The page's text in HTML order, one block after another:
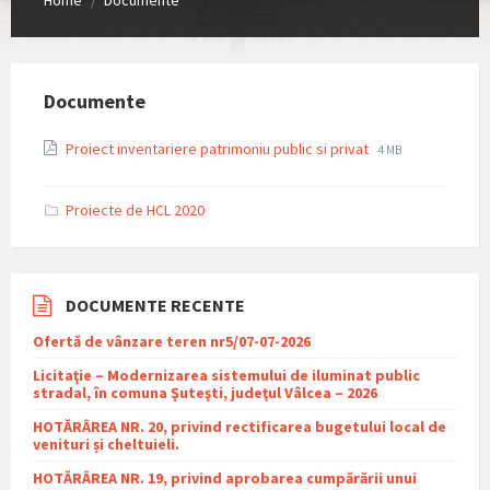
Documente
Proiect inventariere patrimoniu public si privat File
File
4 MB
Proiecte de HCL 2020
DOCUMENTE RECENTE
Ofertă de vânzare teren nr5/07-07-2026
Licitaţie – Modernizarea sistemului de iluminat public
stradal, în comuna Şuteşti, judeţul Vâlcea – 2026
HOTĂRÂREA NR. 20, privind rectificarea bugetului local de
venituri și cheltuieli.
HOTĂRÂREA NR. 19, privind aprobarea cumpărării unui